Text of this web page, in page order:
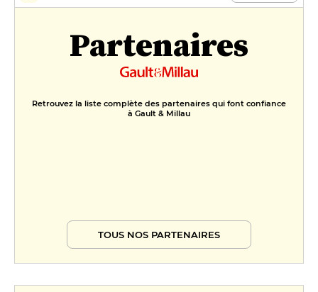
Partenaires
Retrouvez la liste complète des partenaires qui font confiance
à Gault & Millau
TOUS NOS PARTENAIRES